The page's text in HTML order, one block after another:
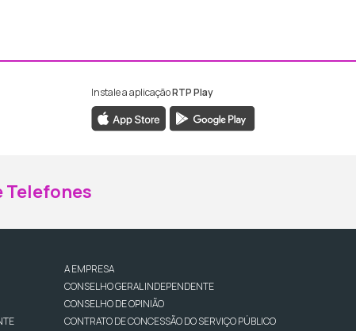
da RTP Madeira
da RTP Madeira
Instale a aplicaçãoRTP Play
Telefones
A EMPRESA
CONSELHO GERAL INDEPENDENTE
CONSELHO DE OPINIÃO
CONTRATO DE CONCESSÃO DO SERVIÇO PÚBLICO